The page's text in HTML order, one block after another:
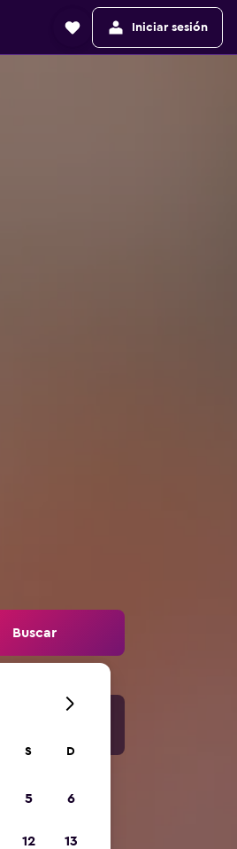
Iniciar sesión
Buscar
S D
5 6
12 13